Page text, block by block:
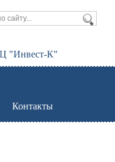
"Инвест-К"
Контакты